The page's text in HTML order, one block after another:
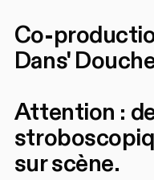
Co-
Dans'
Attention :
sur scène.